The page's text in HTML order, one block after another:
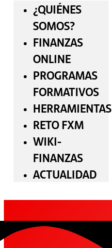
¿QUIÉNES
SOMOS?
FINANZAS
ONLINE
PROGRAMAS
FORMATIVOS
HERRAMIENTAS
RETO FXM
WIKI-
FINANZAS
ACTUALIDAD